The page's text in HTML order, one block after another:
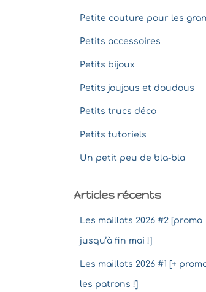
Petite couture pour les
Petits accessoires
Petits bijoux
Petits joujous et doudous
Petits trucs déco
Petits tutoriels
Un petit peu de bla-bla
Articles récents
Les maillots 2026 #2 [promo
jusqu’à fin mai !]
Les maillots 2026 #1 [+
les patrons !]